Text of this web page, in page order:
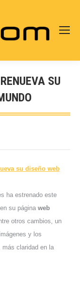
SU
su diseño web
ha estrenado este
en su página web
otros cambios, un
y los
claridad en la